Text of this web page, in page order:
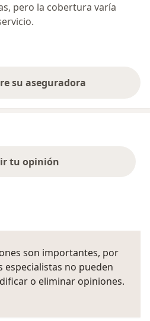
pero la cobertura varía
su aseguradora
tu opinión
son importantes, por
especialistas no pueden
o eliminar opiniones.